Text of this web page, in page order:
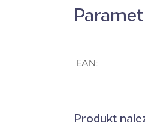
EAN:
Produkt